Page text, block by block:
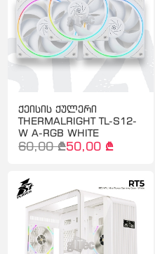
ქეისის ქულერი
THERMALRIGHT TL-S12-
W A-RGB WHITE
60,00 ₾50,00 ₾